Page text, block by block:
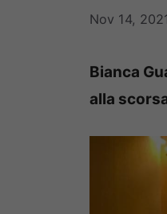
Nov 14,
Bianca
alla